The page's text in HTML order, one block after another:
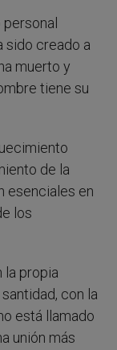
sido creado a
muerto y
tiene su
de la
esenciales en
los
la propia
con la
está llamado
unión más